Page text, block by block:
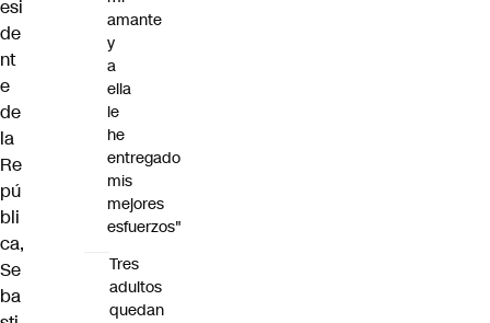
esi
de
nt
e
de
la
Re
pú
bli
ca,
Se
ba
amante
y
a
ella
le
he
entregado
mis
mejores
esfuerzos"
Tres
adultos
quedan